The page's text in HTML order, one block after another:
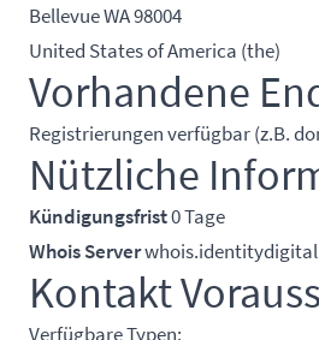
Bellevue WA 98004
United States of America (the)
Vorhandene
Registrierungen verfügbar (z.B.
Nützliche
Kündigungsfrist0 Tage
Whois Server
Kontakt
Verfügbare Typen: